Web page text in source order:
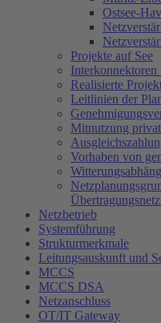
Ostsee-
Projekte auf See
Interkonnektoren
Realisierte
Leitlinien der
Mitnutzung
Vorhaben von
Netzbetrieb
Systemführung
Strukturmerkmale
Leitungsauskunft und
MCCS
MCCS DSA
Netzanschluss
OT/IT Gateway